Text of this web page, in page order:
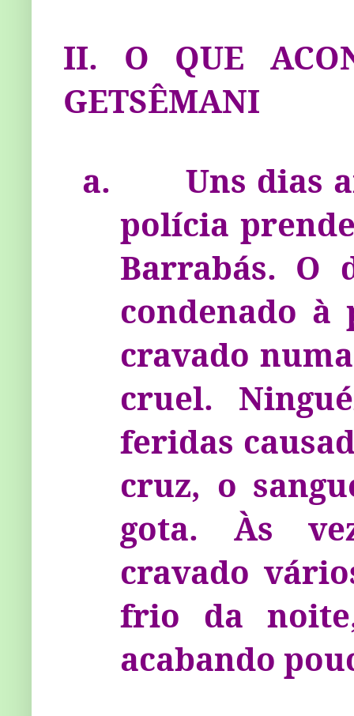
II. O QUE
GETSÊMANI
a.
Uns dias
polícia
Barrabás. O
condenado à
cravado
cruel.
feridas
cruz, o
gota. Às
cravado
frio da
acabando